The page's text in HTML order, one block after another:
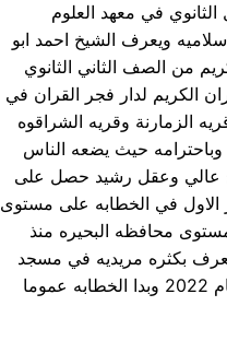
في معهد العلوم
ويعرف الشيخ احمد ابو
من الصف الثاني الثانوي
القران الكريم لدار فجر القران في
الزمارنة وقريه الشراقوه
وباحترامه حيث يضعه الناس
عالي وعقل رشيد حصل على
الاول في الخطابه على مستوى
محافظه البحيره منذ
بكثره مريديه في مسجد
جاب الله بدمنهور وقد بدا الخطابه في مسجد جاب الله من عام 2022 وبدا الخطابه عموما